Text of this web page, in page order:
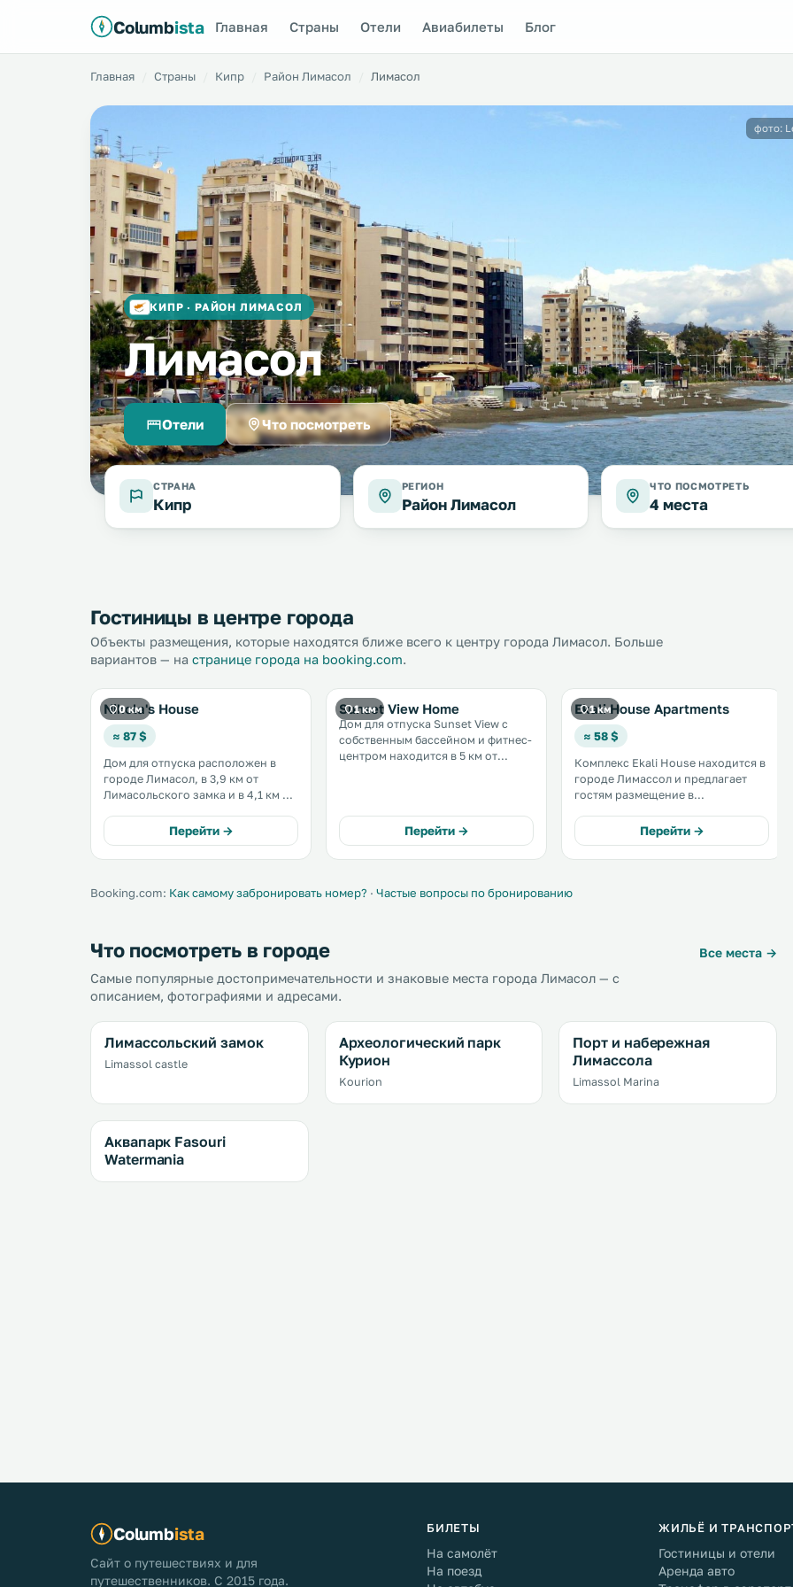
Columbista Главная Страны Отели Авиабилеты Блог
Главная Страны Кипр Район Лимасол Лимасол
КИПР · РАЙОН ЛИМАСОЛ
Лимасол
Отели Что посмотреть
фото:
СТРАНА
Кипр
РЕГИОН
Район Лимасол
ЧТО ПОСМОТРЕТЬ
4 места
Гостиницы в центре города
Объекты размещения, которые находятся ближе всего к центру города Лимасол. Больше
вариантов — на странице города на booking.com.
0 км
Nikola's House
≈ 87 $
Дом для отпуска расположен в
городе Лимасол, в 3,9 км от
Лимасольского замка и в 4,1 км от
территории предоставляется
бесплатный Wi-Fi. К услугам
гостей дома для отпуска Nikola's
Перейти →
1 км
Sunset View Home
Дом для отпуска Sunset View с
собственным бассейном и фитнес-
центром находится в 5 км от
для проживания. К услугам гостей
бесплатный WiFi.Перейти →
1 км
Ekali House Apartments
≈ 58 $
Комплекс Ekali House находится в
городе Лимассол и предлагает
гостям размещение в
кухней, видом на город и
Средиземное море, а также
бесплатным WiFi в зонах
Перейти →
Booking.com: Как самому забронировать номер? · Частые вопросы по бронированию
Что посмотреть в городе
Все места →
Самые популярные достопримечательности и знаковые места города Лимасол — с
описанием, фотографиями и адресами.
Лимассольский замок
Limassol castle
Археологический парк
Курион
Kourion
Порт и набережная
Лимассола
Limassol Marina
Аквапарк Fasouri
Watermania
Columbista
Сайт о путешествиях и для
путешественников. С 2015 года.
БИЛЕТЫ
На самолёт
На поезд
ЖИЛЬЁ И
Гостиницы и отели
Аренда авто